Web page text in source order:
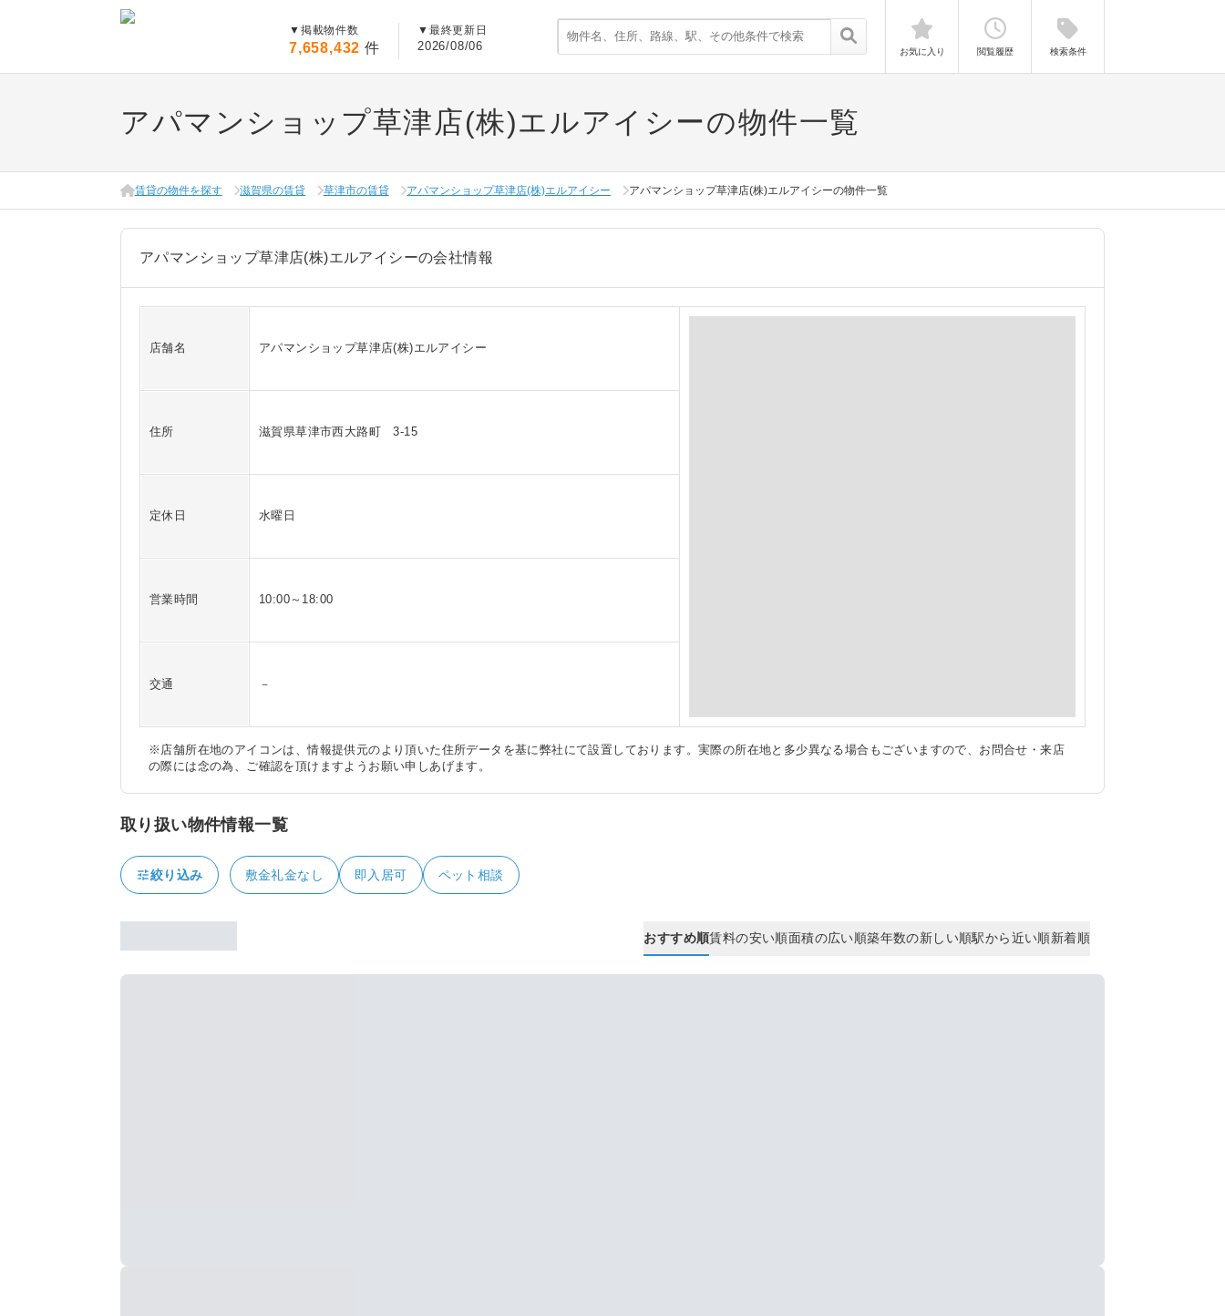
▼ 掲載物件数
7,658,432 件
▼ 最終更新日
2026/08/06 お気に入り 閲覧履歴 検索条件
アパマンショップ草津店(株)エルアイシーの物件一覧
賃貸の物件を探す 滋賀県の賃貸 草津市の賃貸 アパマンショップ草津店(株)エルアイシー アパマンショップ草津店(株)エルアイシーの物件一覧
アパマンショップ草津店(株)エルアイシーの会社情報
店舗名 アパマンショップ草津店(株)エルアイシー
住所 滋賀県草津市西大路町 3-15
定休日 水曜日
営業時間 10:00～18:00
交通 －
※店舗所在地のアイコンは、情報提供元のより頂いた住所データを基に弊社にて設置しております。実際の所在地と多少異なる場合もございますので、お問合せ・来店
の際には念の為、ご確認を頂けますようお願い申しあげます。
取り扱い物件情報一覧
tune絞り込み 敷金礼金なし 即入居可 ペット相談
おすすめ順賃料の安い順面積の広い順築年数の新しい順駅から近い順新着順